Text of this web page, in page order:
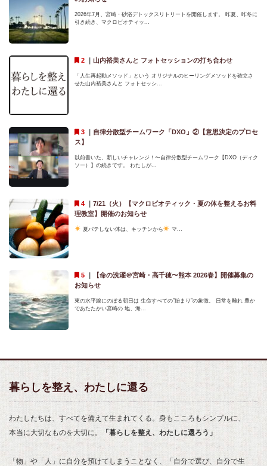
2026年7月、宮崎・砂浴デトックスリトリートを開催します。 昨夏、昨冬に
引き続き、マクロビオティッ...
｜ 山内裕美さんと フォトセッションの打ち合わせ
「人生再起動メソッド」という オリジナルのヒーリングメソッドを確立さ
せた山内裕美さんと フォトセッシ...
｜ 自律分散型チームワーク「DXO」②【意思決定のプロセ
ス】
以前書いた、新しいチャレンジ！〜自律分散型チームワーク【DXO（ディク
ソー）】の続きです。 わたしが...
｜ 7/21（火）【マクロビオティック・夏の体を整えるお料
理教室】開催のお知らせ
夏バテしない体は、キッチンから マ...
｜
【命の洗濯＠宮崎・高千穂〜熊本 2026春】開催募集の
お知らせ
東の水平線にのぼる朝日は 生命すべての”始まり”の象徴。 日常を離れ 豊か
であたたかい宮崎の 地、海...
暮らしを整え、わたしに還る
わたしたちは、すべてを備えて生まれてくる。身もこころもシンプルに、
本当に大切なものを大切に。
「暮らしを整え、わたしに還ろう」
「物」や「人」に自分を預けてしまうことなく、「自分で選び、自分で生